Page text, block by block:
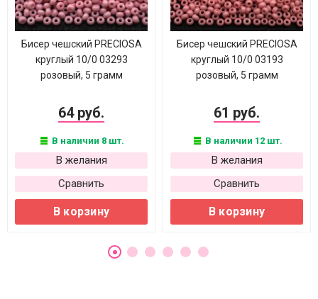
Бисер чешский PRECIOSA
круглый 10/0 03293
розовый, 5 грамм
64 руб.
В наличии 8 шт.
В желания
Сравнить
В корзину
Бисер чешский PRECIOSA
круглый 10/0 03193
розовый, 5 грамм
61 руб.
В наличии 12 шт.
В желания
Сравнить
В корзину